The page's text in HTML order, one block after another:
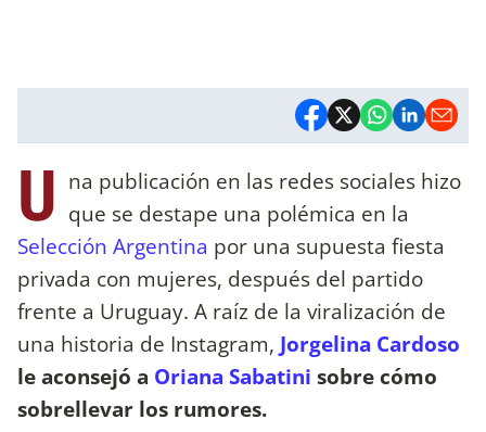
U na publicación en las redes sociales hizo
que se destape una polémica en la
Selección Argentina por una supuesta fiesta
privada con mujeres, después del partido
frente a Uruguay. A raíz de la viralización de
una historia de Instagram, Jorgelina Cardoso
le aconsejó a Oriana Sabatini sobre cómo
sobrellevar los rumores.